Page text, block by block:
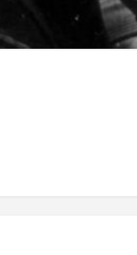
sans qu'aucun acte